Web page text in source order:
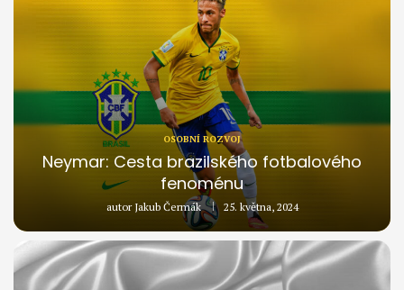
OSOBNÍ ROZVOJ
Neymar: Cesta brazilského fotbalového
fenoménu
autor Jakub Čermák 25. května, 2024